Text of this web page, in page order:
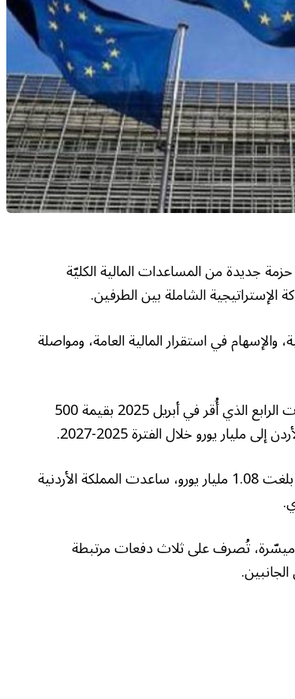
جديدة من المساعدات المالية الكليّة
في استقرار المالية العامة، ومواصلة
وأكّدت المفوضية أن هذه الخطوة تأتي استكمالاً لبرنامج المساعدات الرابع الذي أُقر في أبريل 2025 بقيمة 500
يورو خلال الفترة 2025-2027.
وسبق للاتحاد أن قدّم مساعدات مالية كليّة للأردن منذ عام 2014 بلغت 1.08 مليار يورو، ساعدت المملكة الأردنية
تُصرف على ثلاث دفعات مرتبطة